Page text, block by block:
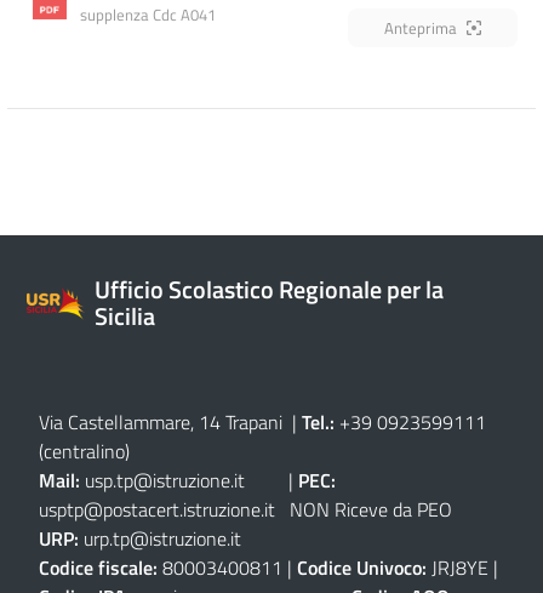
supplenza Cdc A041
Anteprima
Ufficio Scolastico Regionale per la
Sicilia
Via Castellammare, 14 Trapani | Tel.: +39 0923599111
(centralino)
Mail: usp.tp@istruzione.it | PEC:
usptp@postacert.istruzione.it NON Riceve da PEO
URP: urp.tp@istruzione.it
Codice fiscale: 80003400811 | Codice Univoco: JRJ8YE |